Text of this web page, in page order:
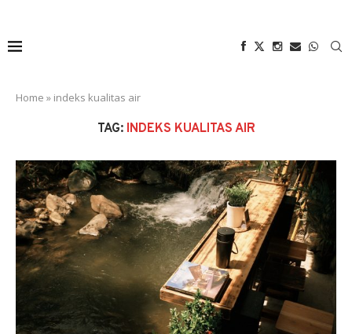
Home » indeks kualitas air
TAG: INDEKS KUALITAS AIR